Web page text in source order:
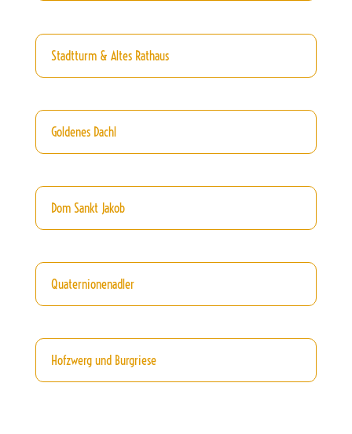
Stadtturm & Altes Rathaus
Goldenes Dachl
Dom Sankt Jakob
Quaternionenadler
Hofzwerg und Burgriese